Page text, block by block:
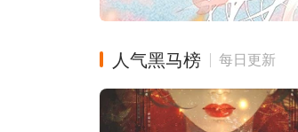
人气黑马榜 每日更新